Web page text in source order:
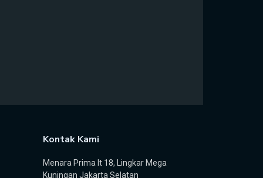
Kontak Kami
Menara Prima lt 18, Lingkar Mega
Kuningan Jakarta Selatan